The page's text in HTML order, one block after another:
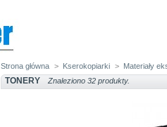
Strona główna > Kserokopiarki > Materiały
TONERY Znaleziono 32 produkty.